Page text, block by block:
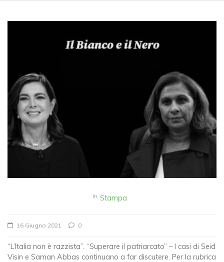
In Stampa
16 Giugno 2021 0
“L’Italia non è razzista”. “Superare il patriarcato” – I casi di Seid
Visin e Saman Abbas continuano a far discutere. Per la rubrica